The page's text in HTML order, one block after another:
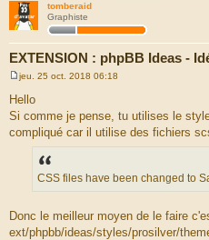
tomberaid
Graphiste
EXTENSION : phpBB Ideas -
M
e
s
g
jeu. 25 oct. 2018 06:18
Hello
Si comme je pense, tu utilises le
compliqué car il utilise des fichiers
CSS files have been changed to
Donc le meilleur moyen de le faire
ext/phpbb/ideas/styles/prosilver/